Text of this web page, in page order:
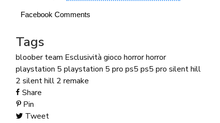
Facebook Comments
Tags
bloober team Esclusività gioco horrorhorror
playstation 5 playstation 5 pro ps5 ps5 pro silent hill
2 silent hill 2 remake
Share
Pin
Tweet